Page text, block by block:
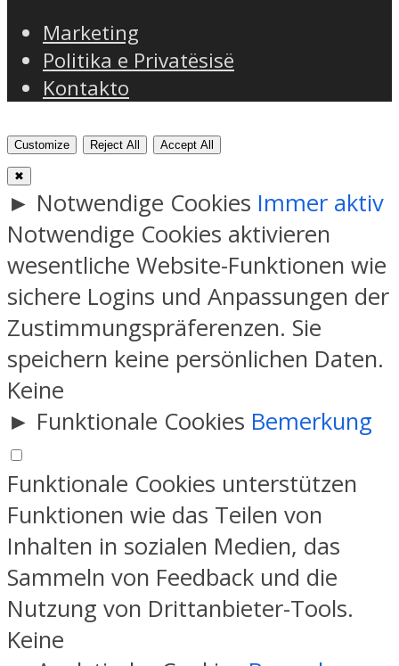
Marketing
Politika e Privatësisë
Kontakto
Customize Reject All Accept All
✖
► Notwendige Cookies Immer aktiv
Notwendige Cookies aktivieren
wesentliche Website-Funktionen wie
sichere Logins und Anpassungen der
Zustimmungspräferenzen. Sie
speichern keine persönlichen Daten.
Keine
► Funktionale Cookies Bemerkung
Funktionale Cookies unterstützen
Funktionen wie das Teilen von
Inhalten in sozialen Medien, das
Sammeln von Feedback und die
Nutzung von Drittanbieter-Tools.
Keine